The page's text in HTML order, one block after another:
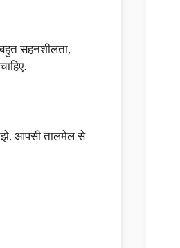
सहनशीलता,
आपसी तालमेल से